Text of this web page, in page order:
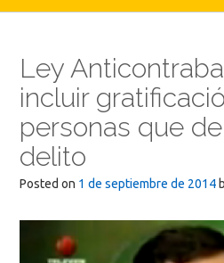
Ley
incluir
personas que
delito
Posted on 1 de septiembre de 2014